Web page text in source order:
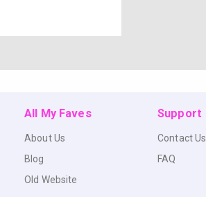
All My Faves
About Us
Blog
Old Website
Support
Contact Us
FAQ